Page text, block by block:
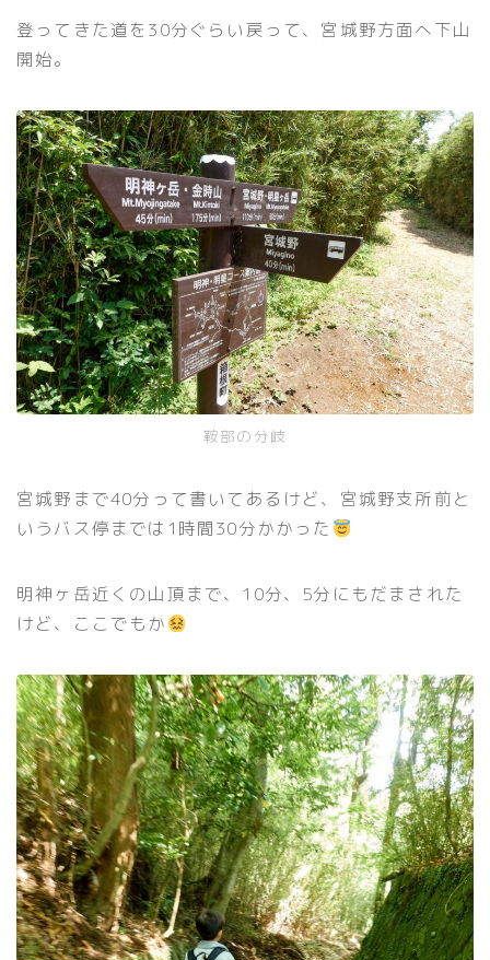
登ってきた道を30分ぐらい戻って、宮城野方面へ下山
開始。
鞍部の分岐
宮城野まで40分って書いてあるけど、宮城野支所前と
いうバス停までは1時間30分かかった
明神ヶ岳近くの山頂まで、10分、5分にもだまされた
けど、ここでもか